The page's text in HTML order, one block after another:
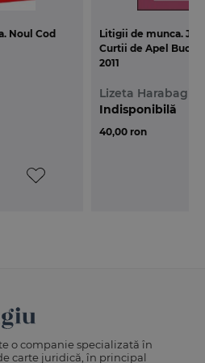
Noul Cod
Litigii de munca.
Curtii de Apel
2011
Lizeta Harabagiu
40,00 ron
Indisponibilă
o companie specializată în
carte juridică, în principal